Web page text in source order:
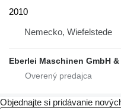
2010
Nemecko, Wiefelstede
Eberlei Maschinen GmbH &
Objednajte si pridávanie